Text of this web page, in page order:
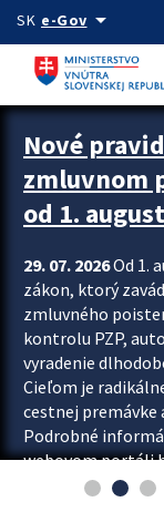
Preskocit na hlavný
SK e-Govarrow_drop_down
Zastavit automatický
Nové
zmluvnom
od 1.
29. 07. 2026Od 1.
zákon, ktorý
zmluvného
kontrolu PZP,
vyradenie
Cieľom je
cestnej premávke
Podrobné
webovom portáli
ktorom od